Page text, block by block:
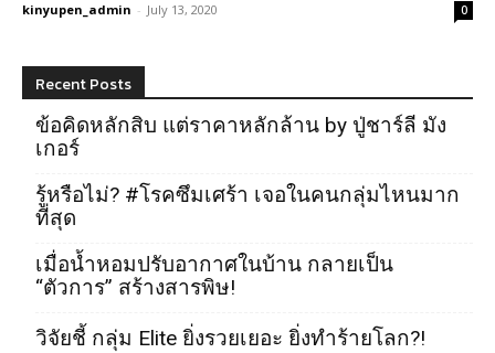
kinyupen_admin - July 13, 2020 0
Recent Posts
ข้อคิดหลักสิบ แต่ราคาหลักล้าน by ปู่ชาร์ลี มัง
เกอร์
รู้หรือไม่? #โรคซึมเศร้า เจอในคนกลุ่มไหนมาก
ที่สุด
เมื่อน้ำหอมปรับอากาศในบ้าน กลายเป็น
“ตัวการ” สร้างสารพิษ!
วิจัยชี้ กลุ่ม Elite ยิ่งรวยเยอะ ยิ่งทำร้ายโลก?!